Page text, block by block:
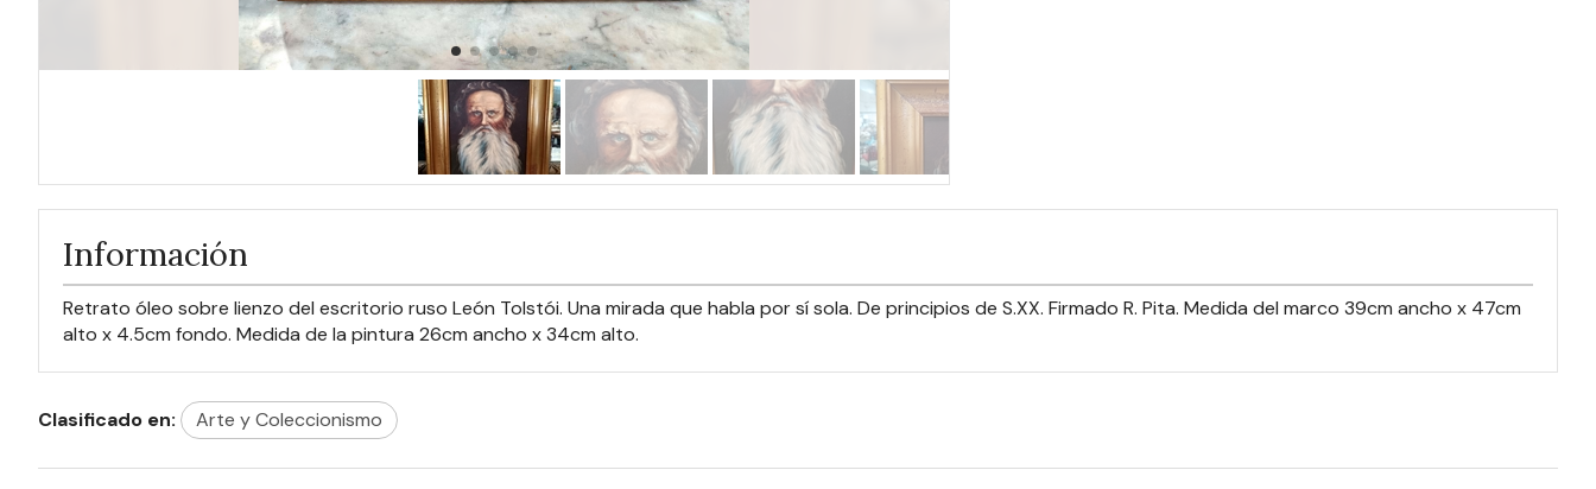
Información
Retrato óleo sobre lienzo del escritorio ruso León Tolstói. Una mirada que habla por sí sola. De principios de S.XX. Firmado R. Pita. Medida del marco 39cm ancho x 47cm
alto x 4.5cm fondo. Medida de la pintura 26cm ancho x 34cm alto.
Clasificado en: Arte y Coleccionismo